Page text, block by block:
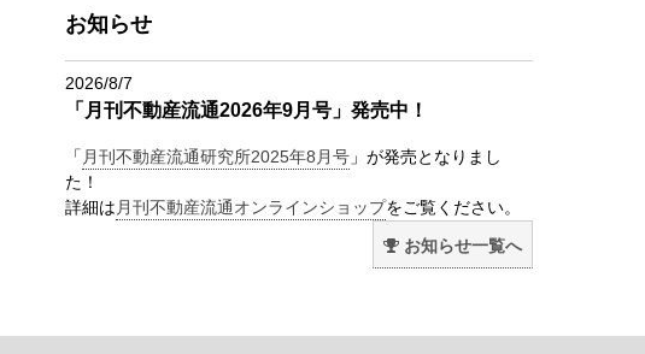
お知らせ
2026/8/7
「月刊不動産流通2026年9月号」発売中！
「 月刊不動産流通研究所2025年8月号 」が発売となりまし
た！
詳細は 月刊不動産流通オンラインショップをご覧ください。
お知らせ一覧へ